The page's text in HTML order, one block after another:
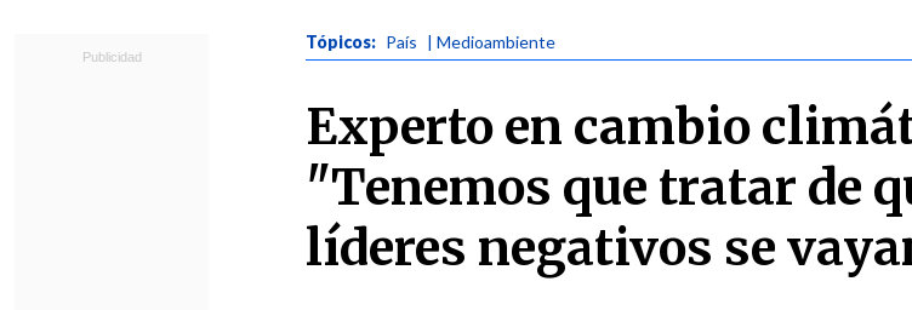
Tópicos: País | Medioambiente
Experto en cambio
"Tenemos que tratar de
líderes negativos se